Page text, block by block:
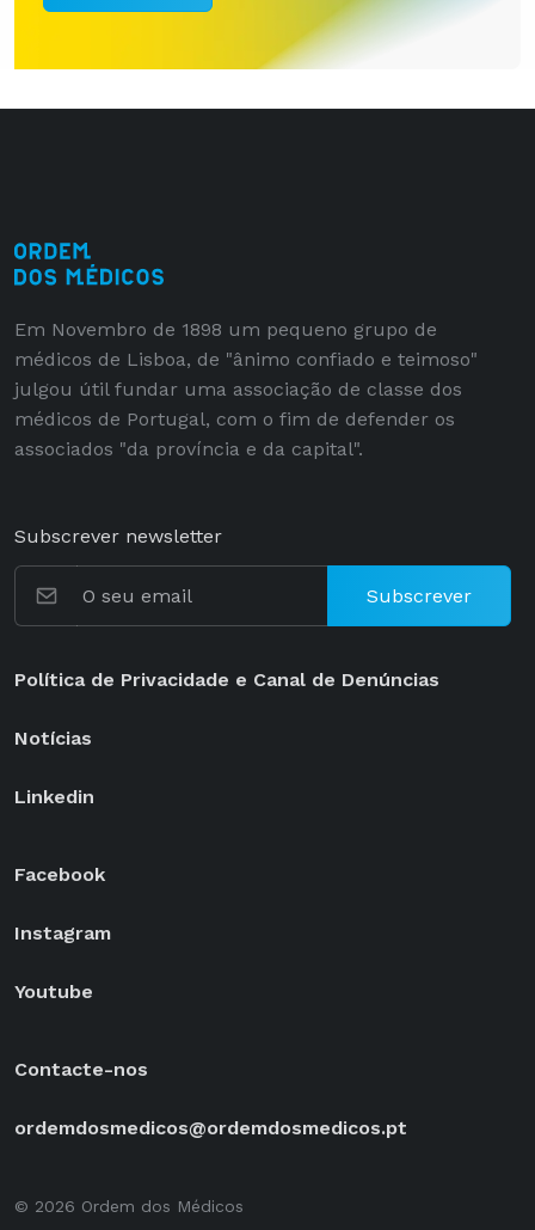
Em Novembro de 1898 um pequeno grupo de
médicos de Lisboa, de "ânimo confiado e teimoso"
julgou útil fundar uma associação de classe dos
médicos de Portugal, com o fim de defender os
associados "da província e da capital".
Subscrever newsletter
Subscrever
Política de Privacidade e Canal de Denúncias
Notícias
Linkedin
Facebook
Instagram
Youtube
Contacte-nos
ordemdosmedicos@ordemdosmedicos.pt
© 2026 Ordem dos Médicos